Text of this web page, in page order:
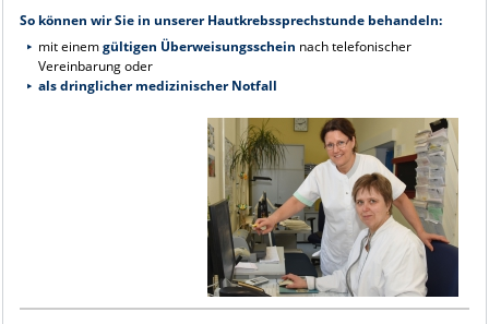
So können wir Sie in unserer Hautkrebssprechstunde behandeln:
mit einemgültigen Überweisungsschein nach telefonischer
Vereinbarung oder
als dringlicher medizinischer Notfall